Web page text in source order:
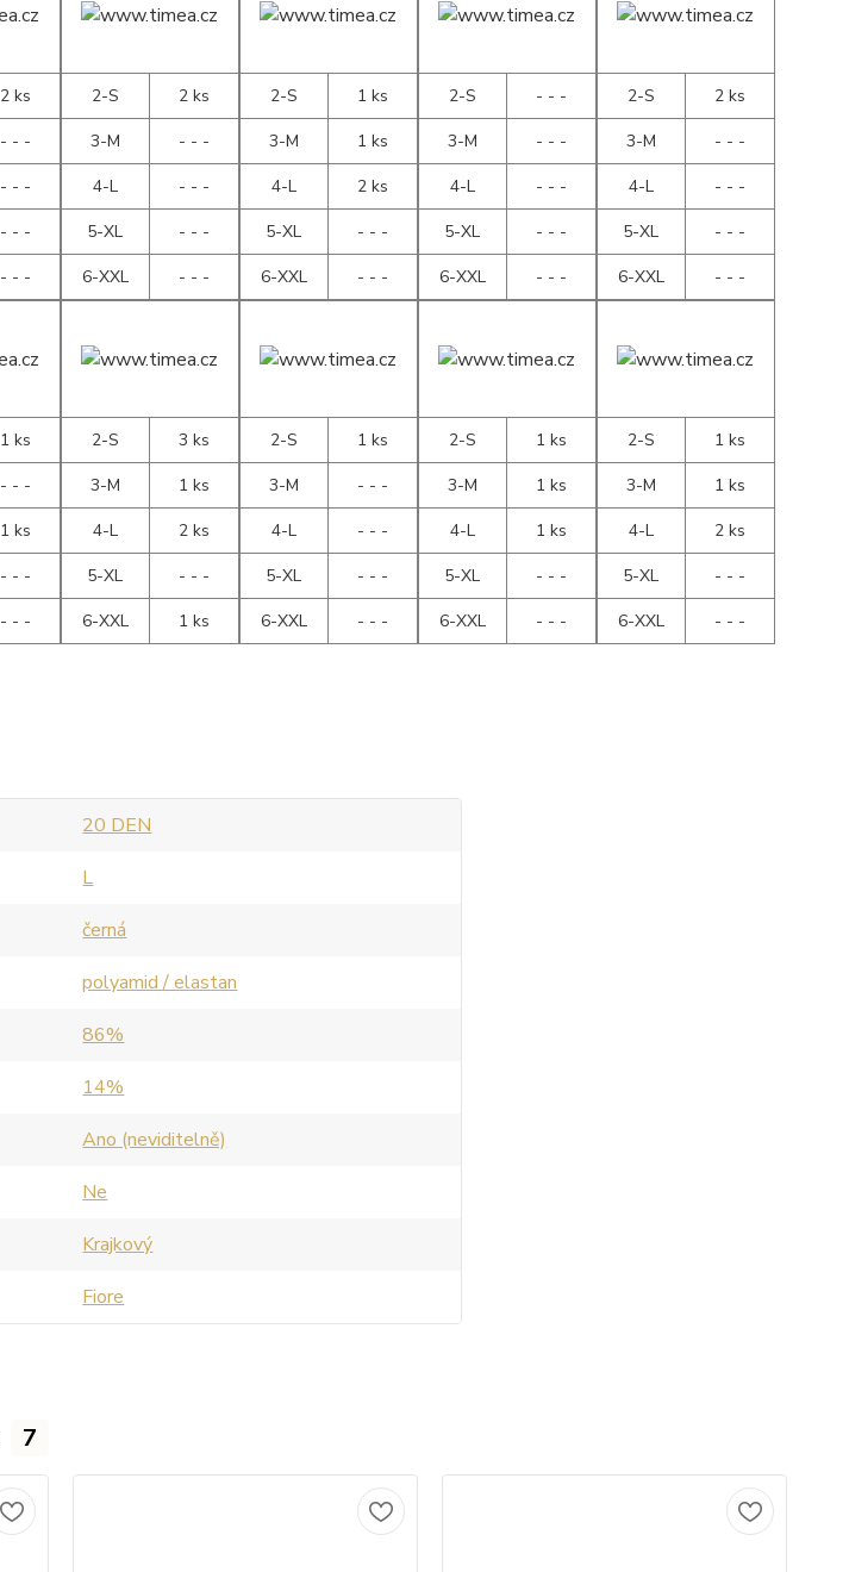
2 ks
- - -
- - -
- - -
- - -
2-S
2 ks
3-M
- - -
4-L
- - -
5-XL
- - -
6-XXL
- - -
2-S
1 ks
3-M
1 ks
4-L
2 ks
5-XL
- - -
6-XXL
- - -
2-S
- - -
3-M
- - -
4-L
- - -
5-XL
- - -
6-XXL
- - -
2-S
2 ks
3-M
- - -
4-L
- - -
5-XL
- - -
6-XXL
- - -
1 ks
- - -
1 ks
- - -
- - -
2-S
3 ks
3-M
1 ks
4-L
2 ks
5-XL
- - -
6-XXL
1 ks
2-S
1 ks
3-M
- - -
4-L
- - -
5-XL
- - -
6-XXL
- - -
2-S
1 ks
3-M
1 ks
4-L
1 ks
5-XL
- - -
6-XXL
- - -
2-S
1 ks
3-M
1 ks
4-L
2 ks
5-XL
- - -
6-XXL
- - -
20 DEN
L
černá
polyamid / elastan
86%
14%
Ano (neviditelně)
Ne
Krajkový
Fiore
7